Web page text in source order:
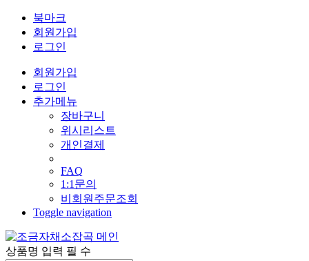
북마크
회원가입
로그인
회원가입
로그인
추가메뉴
장바구니
위시리스트
개인결제
FAQ
1:1문의
비회원주문조회
Toggle navigation
상품명 입력 필 수